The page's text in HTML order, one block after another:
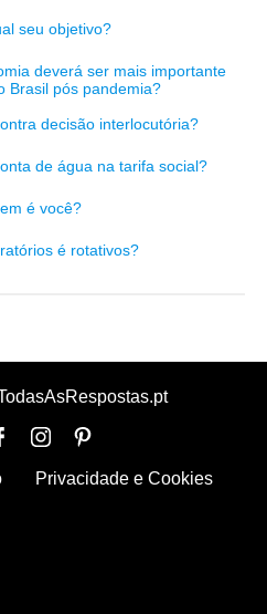
seu objetivo?
deverá ser mais importante
Brasil pós pandemia?
decisão interlocutória?
de água na tarifa social?
é você?
é rotativos?
Privacidade e Cookies